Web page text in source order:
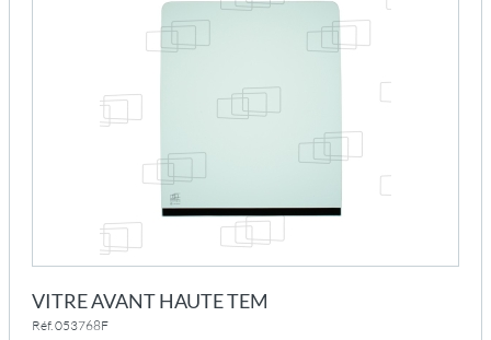
VITRE AVANT HAUTE TEM
Réf. 053768F